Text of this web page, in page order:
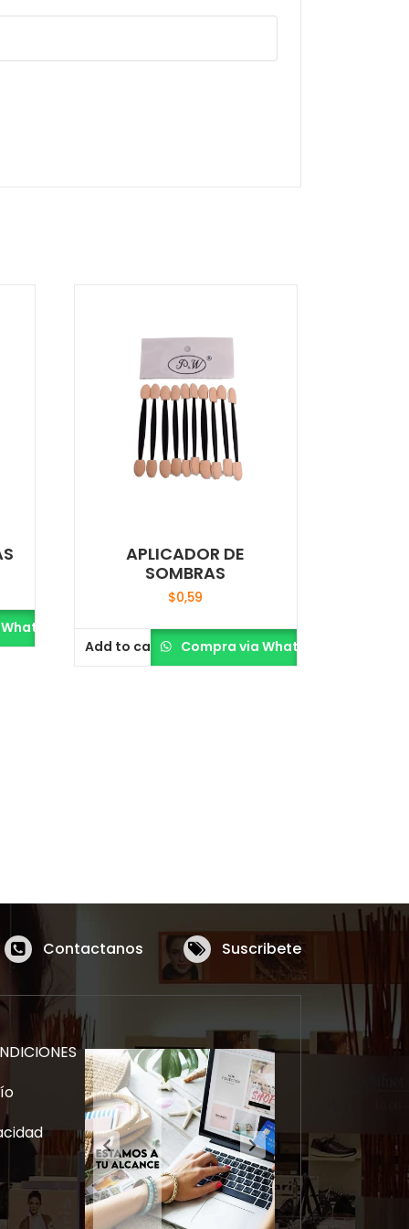
APLICADOR DE
SOMBRAS
$0,59
Add to cart Compra via Whatsapp
Contactanos Suscribete